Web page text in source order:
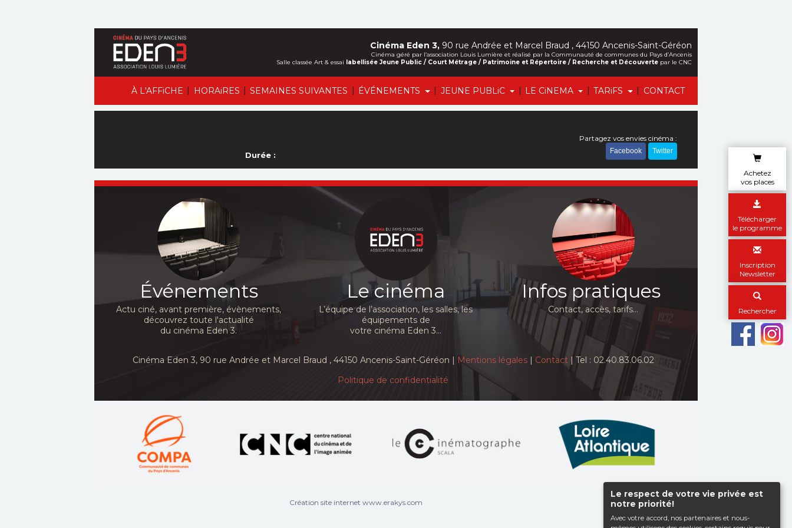
Le respect de votre vie privée est
notre priorité!
Avec votre accord, nos partenaires et nous-
À L'AFFiCHE | HORAiRES | SEMAINES SUIVANTES | ÉVÉNEMENTS | JEUNE PUBLiC | LE CiNEMA | TARiFS | CONTACT
Achetez
vos places
Télécharger
le programme
Inscription
Newsletter
Rechercher
Cinéma Eden 3, 90 rue Andrée et Marcel Braud , 44150 Ancenis-Saint-Géréon
Cinéma géré par l’association Louis Lumière et réalisé par la Communauté de communes du Pays d’Ancenis
Salle classée Art & essai labellisée Jeune Public / Court Métrage / Patrimoine et Répertoire / Recherche et Découverte par le CNC
Durée :
Partagez vos envies cinéma :
Facebook Twitter
Événements
Actu ciné, avant première, évènements,
découvrez toute l'actualité
du cinéma Eden 3.
Le cinéma
L’équipe de l’association, les salles, les
équipements de
votre cinéma Eden 3...
Infos pratiques
Contact, accès, tarifs…
Cinéma Eden 3, 90 rue Andrée et Marcel Braud , 44150 Ancenis-Saint-Géréon | Mentions légales| Contact| Tel : 02.40.83.06.02
Politique de confidentialité
Haut de page
Création site internet www.erakys.com